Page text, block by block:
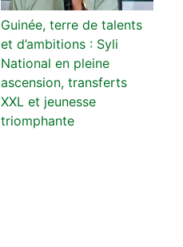
Guinée, terre de talents
et d’ambitions : Syli
National en pleine
ascension, transferts
XXL et jeunesse
triomphante